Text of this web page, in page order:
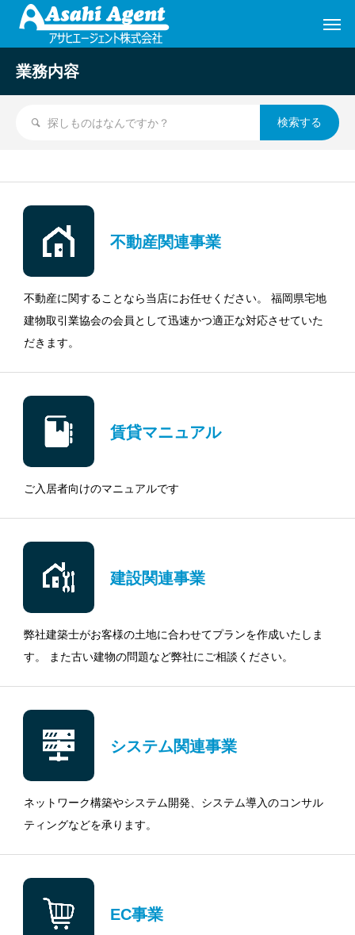
業務内容
不動産関連事業
不動産に関することなら当店にお任せください。 福岡県宅地
建物取引業協会の会員として迅速かつ適正な対応させていた
だきます。
賃貸マニュアル
ご入居者向けのマニュアルです
建設関連事業
弊社建築士がお客様の土地に合わせてプランを作成いたしま
す。 また古い建物の問題など弊社にご相談ください。
システム関連事業
ネットワーク構築やシステム開発、システム導入のコンサル
ティングなどを承ります。
EC事業